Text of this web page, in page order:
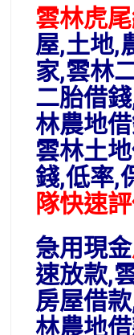
雲林虎
屋,土地,
家,雲林
二胎借
林農地
雲林土
錢,低率,
隊快速
急用現金
速放款,
房屋借